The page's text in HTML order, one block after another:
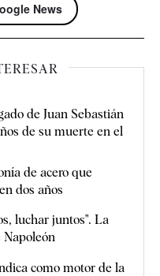
News
de Juan Sebastián
de su muerte en el
de acero que
dos años
luchar juntos". La
como motor de la